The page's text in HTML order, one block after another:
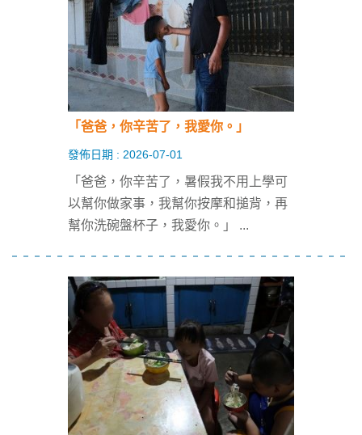
「爸爸，你辛苦了，我愛你。」
發佈日期 : 2026-07-01
「爸爸，你辛苦了，暑假我不用上學可
以幫你做家事，我幫你按摩和搥背，再
幫你洗碗盤杯子，我愛你。」 ...